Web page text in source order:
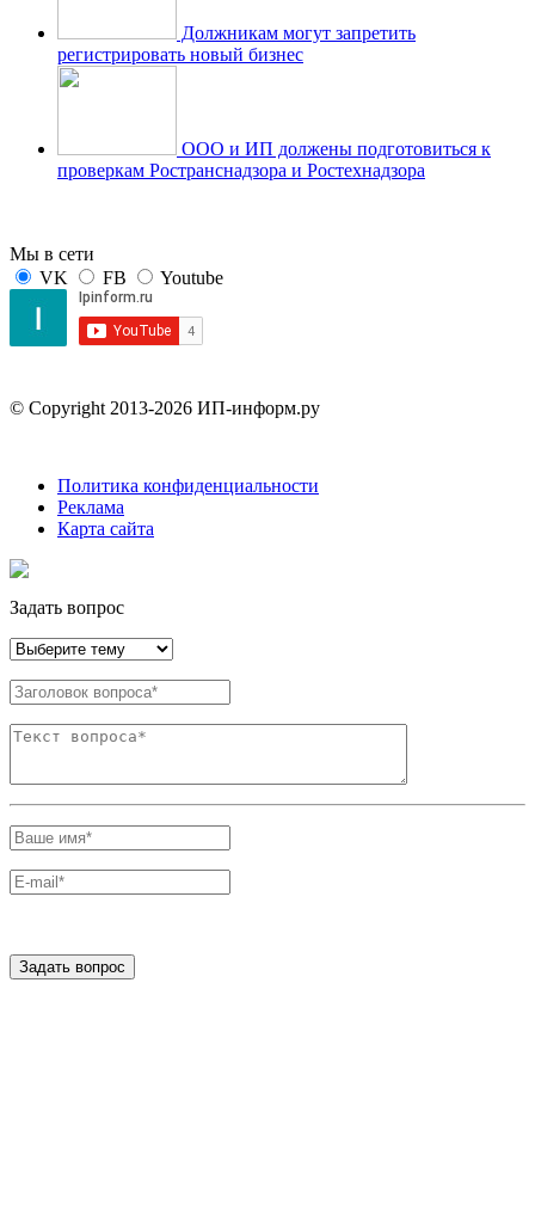
Должникам могут запретить
регистрировать новый бизнес
ООО и ИП должены подготовиться к
проверкам Ространснадзора и Ростехнадзора
Мы в сети
VK
FB Youtube
© Copyright 2013-2026 ИП-информ.ру
Политика конфиденциальности
Реклама
Карта сайта
Задать вопрос
Задать вопрос